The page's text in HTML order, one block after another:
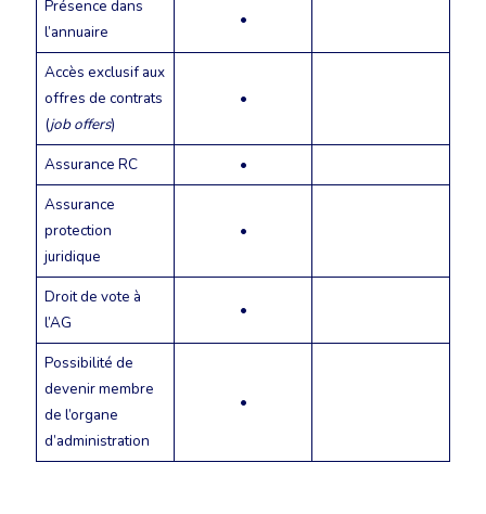
Présence dans
l’annuaire
•
Accès exclusif aux
offres de contrats
(job offers)
•
Assurance RC
•
Assurance
protection
juridique
•
Droit de vote à
l’AG
•
Possibilité de
devenir membre
de l’organe
d’administration
•